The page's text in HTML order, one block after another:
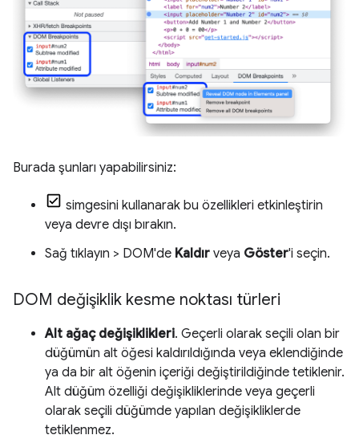
Burada şunları yapabilirsiniz:
simgesini kullanarak bu özellikleri etkinleştirin
veya devre dışı bırakın.
Sağ tıklayın > DOM'de Kaldır veya Göster'i seçin.
DOM değişiklik kesme noktası türleri
Alt ağaç değişiklikleri. Geçerli olarak seçili olan bir
düğümün alt öğesi kaldırıldığında veya eklendiğinde
ya da bir alt öğenin içeriği değiştirildiğinde tetiklenir.
Alt düğüm özelliği değişikliklerinde veya geçerli
olarak seçili düğümde yapılan değişikliklerde
tetiklenmez.